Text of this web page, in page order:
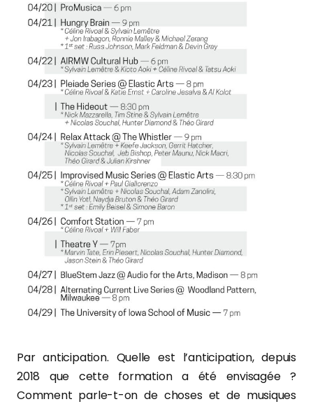
Par anticipation. Quelle est l’anticipation, depuis
2018 que cette formation a été envisagée ?
Comment parle-t-on de choses et de musiques